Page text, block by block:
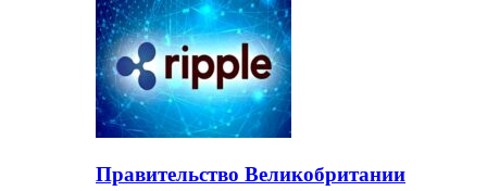
Правительство Великобритании